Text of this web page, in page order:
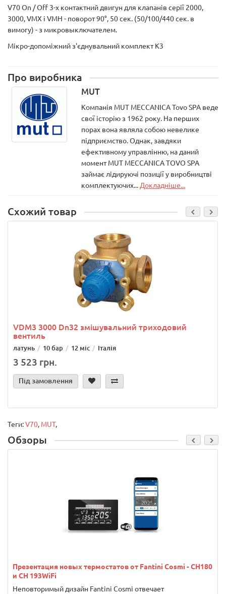
V70 On / Off 3-х контактний двигун для клапанів серії 2000,
3000, VMX і VMH - поворот 90°, 50 сек. (50/100/440 сек. в
вимогу) - з микровыключателем.
Мікро-допоміжний з'єднувальний комплект K3
Про виробника
MUT
Компанія MUT MECCANICA Tovo SPA веде
свої історію з 1962 року. На перших
порах вона являла собою невелике
підприємство. Однак, завдяки
ефективному управлінню, на даний
момент MUT MECCANICA TOVO SPA
займає лідируючі позиції у виробництві
комплектуючих... Докладніше...
Схожий товар
VDM3 3000 Dn32 змішувальний триходовий
вентиль
латунь 10 бар 12 міс Італія
3 523 грн.
Під замовлення
Теги:V70, MUT,
Обзоры
Презентация новых термостатов от Fantini Cosmi - CH180
и CH 193WiFi
Неповторимый дизайн Fantini Cosmi отвечает